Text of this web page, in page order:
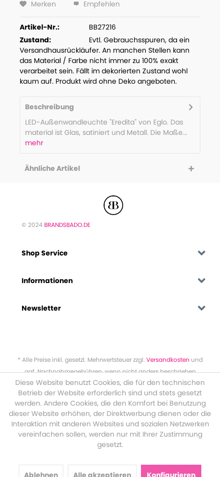
Merken Empfehlen
Artikel-Nr.:
BB27216
Zustand:
Evtl. Gebrauchsspuren, da ein
Versandhausrückläufer. An manchen Stellen kann
das Material / Farbe nicht immer zu 100% exakt
verarbeitet sein. Fällt im dekorierten Zustand wohl
kaum auf. Produkt wird ohne Deko angeboten.
Beschreibung
LED-Außenwandleuchte "Eredita" von Eglo. Das
material ist Glas, satiniert und Metall. Die Maße...
mehr
Ähnliche Artikel
© 2024 BRANDSBADO.DE
Shop Service
Informationen
Newsletter
* Alle Preise inkl. gesetzl. Mehrwertsteuer zzgl. Versandkosten und
ggf. Nachnahmegebühren, wenn nicht anders beschrieben
Diese Website benutzt Cookies, die für den technischen
Betrieb der Website erforderlich sind und stets gesetzt
werden. Andere Cookies, die den Komfort bei Benutzung
dieser Website erhöhen, der Direktwerbung dienen oder die
Interaktion mit anderen Websites und sozialen Netzwerken
vereinfachen sollen, werden nur mit Ihrer Zustimmung
gesetzt.
Ablehnen Alle akzeptieren Konfigurieren